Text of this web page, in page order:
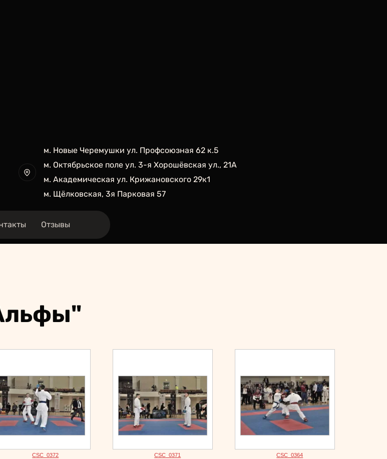
м. Новые Черемушки ул. Профсоюзная 62 к.5
м. Октябрьское поле ул. 3-я Хорошёвская ул., 21А
м. Академическая ул. Крижановского 29к1
м. Щёлковская, 3я Парковая 57
Отзывы
CSC_0372 CSC_0371 CSC_0364